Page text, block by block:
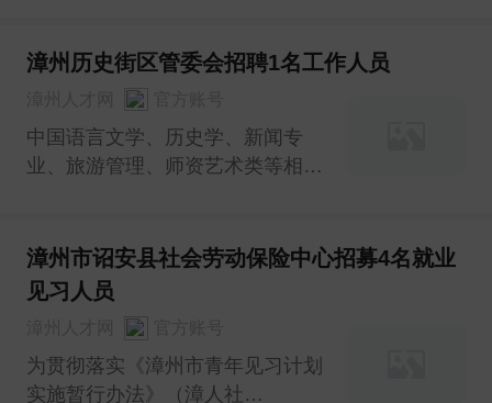
会公开招聘非在编雇用人员3名。
漳州历史街区管委会招聘1名工作人员
中国语言文学、历史学、新闻专
业、旅游管理、师资艺术类等相关
漳州市诏安县社会劳动保险中心招募4名就业
见习人员
为贯彻落实《漳州市青年见习计划
实施暂行办法》（漳人社